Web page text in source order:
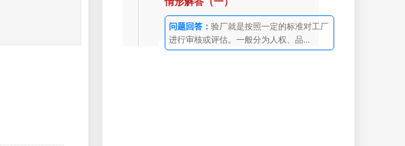
问题回答：验厂就是按照一定的标准对工厂
进行审核或评估。一般分为人权、品...